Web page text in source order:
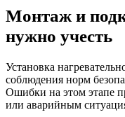
Монтаж и
нужно учесть
Установка
соблюдения норм
Ошибки на этом этапе
или аварийным